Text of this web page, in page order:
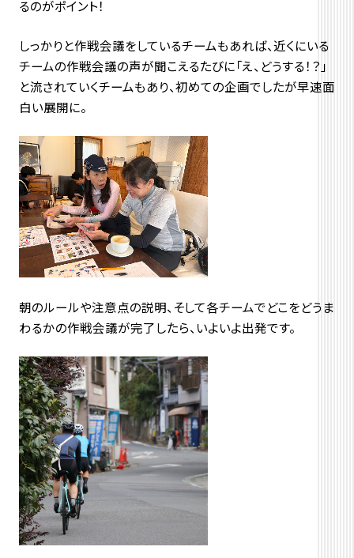
るのがポイント！
しっかりと作戦会議をしているチームもあれば、近くにいる
チームの作戦会議の声が聞こえるたびに「え、どうする！？」
と流されていくチームもあり、初めての企画でしたが早速面
白い展開に。
朝のルールや注意点の説明、そして各チームでどこをどうま
わるかの作戦会議が完了したら、いよいよ出発です。